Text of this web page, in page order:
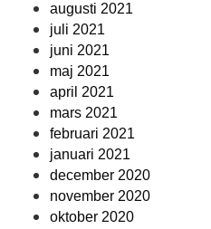
augusti 2021
juli 2021
juni 2021
maj 2021
april 2021
mars 2021
februari 2021
januari 2021
december 2020
november 2020
oktober 2020